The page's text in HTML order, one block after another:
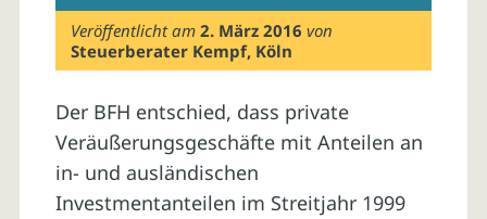
Veröffentlicht am2. März 2016 von
Steuerberater Kempf, Köln
Der BFH entschied, dass private
Veräußerungsgeschäfte mit Anteilen an
in- und ausländischen
Investmentanteilen im Streitjahr 1999